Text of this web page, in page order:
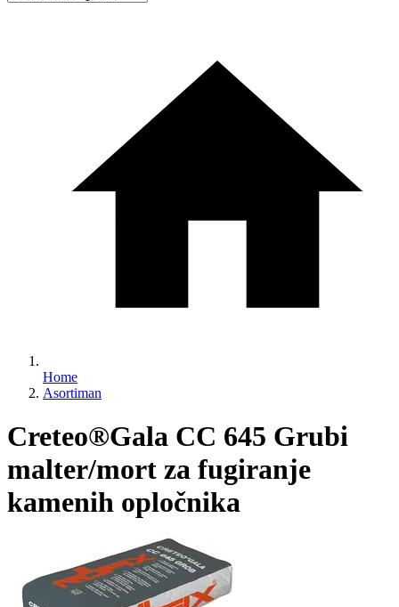
Home
Asortiman
Creteo®Gala CC 645 Grubi
malter/mort za fugiranje
kamenih opločnika